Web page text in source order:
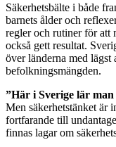
Säkerhetsbälte i både
barnets ålder och
regler och rutiner för att
också gett resultat.
över länderna med
befolkningsmängden.
”Här i Sverige lär
Men säkerhetstänket är
fortfarande till
finnas lagar om